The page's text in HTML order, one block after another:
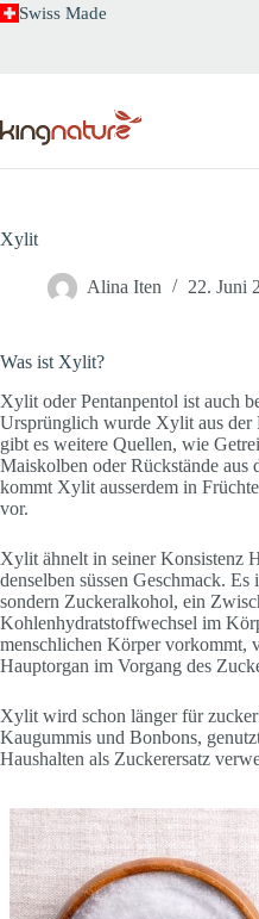
ZumSwiss Made
Xylit
Alina Iten 22. Juni
Was ist Xylit?
Xylit oder Pentanpentol ist auch
Ursprünglich wurde Xylit aus
gibt es weitere Quellen, wie
Maiskolben oder Rückstände
kommt Xylit ausserdem in
vor.
Xylit ähnelt in seiner Konsistenz
denselben süssen Geschmack.
sondern Zuckeralkohol, ein
Kohlenhydratstoffwechsel im
menschlichen Körper vorkommt,
Hauptorgan im Vorgang des
Xylit wird schon länger für
Kaugummis und Bonbons,
Haushalten als Zuckerersatz